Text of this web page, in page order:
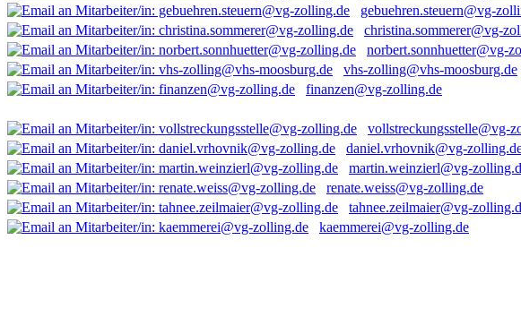
gebuehren.steuern@vg-
christina.sommerer@vg-
norbert.sonnhuetter@vg-
vhs-zolling@vhs-moosburg.de
finanzen@vg-zolling.de
vollstreckungsstelle@vg-
daniel.vrhovnik@vg-
martin.weinzierl@vg-
renate.weiss@vg-zolling.de
tahnee.zeilmaier@vg-
kaemmerei@vg-zolling.de